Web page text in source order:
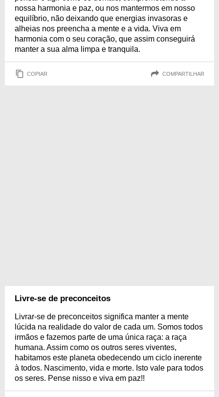
nossa harmonia e paz, ou nos mantermos em nosso
equilíbrio, não deixando que energias invasoras e
alheias nos preencha a mente e a vida. Viva em
harmonia com o seu coração, que assim conseguirá
manter a sua alma limpa e tranquila.
COPIAR COMPARTILHAR
Livre-se de preconceitos
Livrar-se de preconceitos significa manter a mente
lúcida na realidade do valor de cada um. Somos todos
irmãos e fazemos parte de uma única raça: a raça
humana. Assim como os outros seres viventes,
habitamos este planeta obedecendo um ciclo inerente
à todos. Nascimento, vida e morte. Isto vale para todos
os seres. Pense nisso e viva em paz!!